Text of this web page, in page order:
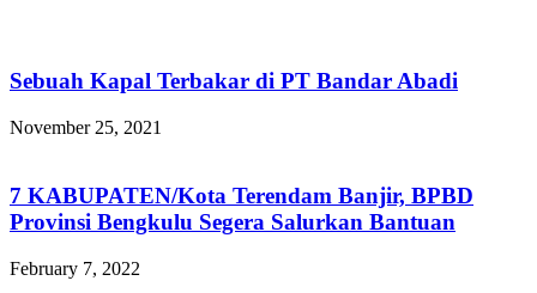
Sebuah Kapal Terbakar di PT Bandar Abadi
November 25, 2021
7 KABUPATEN/Kota Terendam Banjir, BPBD
Provinsi Bengkulu Segera Salurkan Bantuan
February 7, 2022